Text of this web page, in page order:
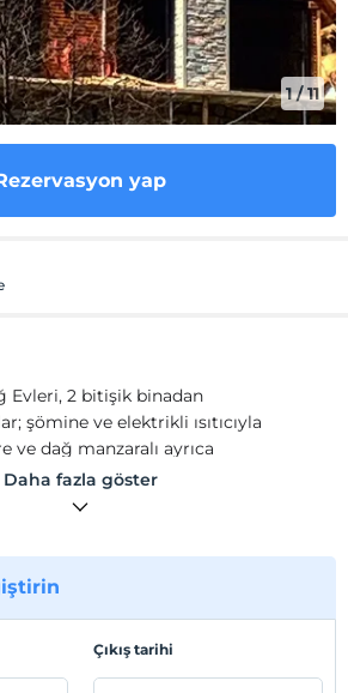
1/11
yap
Evleri, 2 bitişik binadan
şömine ve elektrikli ısıtıcıyla
ve dağ manzaralı ayrıca
doğum günü, tanışma, evlilik
gibi özel günler için odalar konsept
Kahvaltı saat 11:00 'a kadar
özel olarak servis edilir.
resepsiyon hizmeti
TV, mini bar, su ısıtıcısı, Wi-
Daha fazla göster
Çıkış tarihi